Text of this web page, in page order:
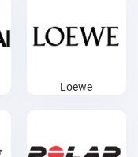
Loewe